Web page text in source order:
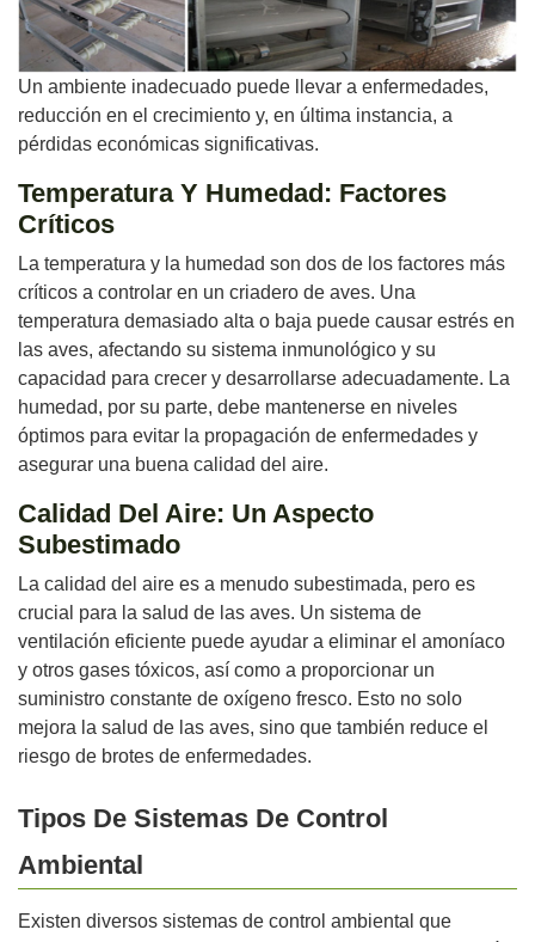
Un ambiente inadecuado puede llevar a enfermedades,
reducción en el crecimiento y, en última instancia, a
pérdidas económicas significativas.
Temperatura Y Humedad: Factores
Críticos
La temperatura y la humedad son dos de los factores más
críticos a controlar en un criadero de aves. Una
temperatura demasiado alta o baja puede causar estrés en
las aves, afectando su sistema inmunológico y su
capacidad para crecer y desarrollarse adecuadamente. La
humedad, por su parte, debe mantenerse en niveles
óptimos para evitar la propagación de enfermedades y
asegurar una buena calidad del aire.
Calidad Del Aire: Un Aspecto
Subestimado
La calidad del aire es a menudo subestimada, pero es
crucial para la salud de las aves. Un sistema de
ventilación eficiente puede ayudar a eliminar el amoníaco
y otros gases tóxicos, así como a proporcionar un
suministro constante de oxígeno fresco. Esto no solo
mejora la salud de las aves, sino que también reduce el
riesgo de brotes de enfermedades.
Tipos De Sistemas De Control
Ambiental
Existen diversos sistemas de control ambiental que